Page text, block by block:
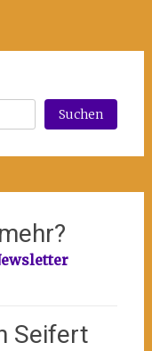
Suchen
Seifert